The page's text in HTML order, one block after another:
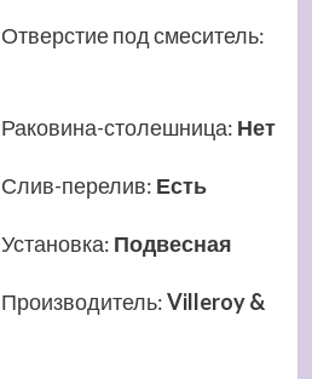
Отверстие под смеситель:
Раковина-столешница: Нет
Слив-перелив: Есть
Установка: Подвесная
Производитель:Villeroy &